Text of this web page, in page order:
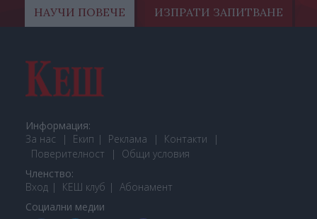
НАУЧИ ПОВЕЧЕ ИЗПРАТИ ЗАПИТВАНЕ
Информация:
За нас
Екип Реклама
Контакти
Поверителност
Общи условия
Членство:
Вход
КЕШ клуб Абонамент
Социални медии